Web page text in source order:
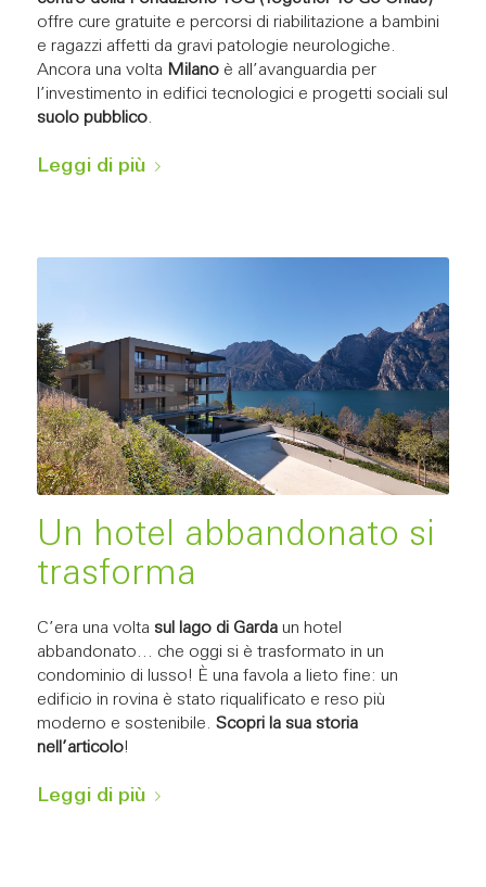
offre cure gratuite e percorsi di riabilitazione a bambini
e ragazzi affetti da gravi patologie neurologiche.
Ancora una volta Milanoè all’avanguardia per
l’investimento in edifici tecnologici e progetti sociali sul
suolo pubblico.
Leggi di più
Un hotel abbandonato si
trasforma
C’era una volta sul lago di Garda un hotel
abbandonato… che oggi si è trasformato in un
condominio di lusso! È una favola a lieto fine: un
edificio in rovina è stato riqualificato e reso più
moderno e sostenibile. Scopri la sua storia
nell’articolo!
Leggi di più